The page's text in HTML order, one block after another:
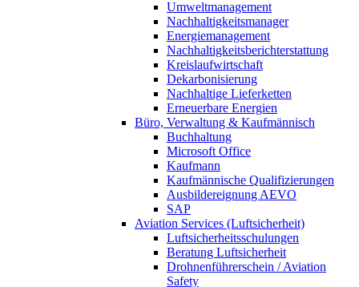
Umweltmanagement
Nachhaltigkeitsmanager
Energiemanagement
Nachhaltigkeitsberichterstattung
Kreislaufwirtschaft
Dekarbonisierung
Nachhaltige Lieferketten
Erneuerbare Energien
Büro, Verwaltung & Kaufmännisch
Buchhaltung
Microsoft Office
Kaufmann
Kaufmännische Qualifizierungen
Ausbildereignung AEVO
SAP
Aviation Services (Luftsicherheit)
Luftsicherheitsschulungen
Beratung Luftsicherheit
Drohnenführerschein / Aviation
Safety